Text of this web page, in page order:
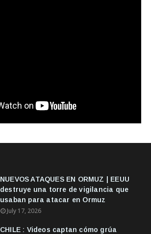
NUEVOS ATAQUES EN ORMUZ | EEUU
destruye una torre de vigilancia que
usaban para atacar en Ormuz
July 17, 2026
CHILE : Videos captan cómo grúa